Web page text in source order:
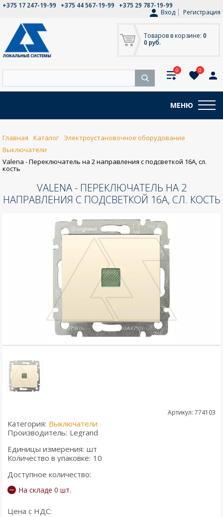
+375 17 247-19-99 +375 44 567-19-99
+375 29 787-19-99
Вход
Регистрация
Товаров в корзине: 0
0 руб.
0 0
МЕНЮ
Главная Каталог
Электроустановочное оборудование
Выключатели
Valena - Переключатель на 2 направления с подсветкой 16А, сл.
кость
VALENA - ПЕРЕКЛЮЧАТЕЛЬ НА 2
НАПРАВЛЕНИЯ С ПОДСВЕТКОЙ 16А, СЛ. КОСТЬ
Артикул: 774103
Категория: Выключатели
Производитель: Legrand
Единицы измерения: шт
Количество в упаковке: 10
Доступное количество:
На складе 0 шт.
Цена с НДС: